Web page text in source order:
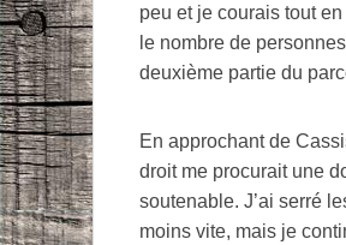
peu et je courais tout
le nombre de
deuxième partie du
En approchant de
droit me procurait une
soutenable. J’ai serré
moins vite, mais je